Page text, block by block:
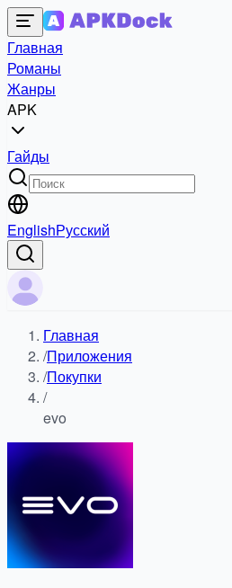
Главная
Романы
Жанры
APK
Гайды
EnglishРусский
Главная
/Приложения
/Покупки
/
evo